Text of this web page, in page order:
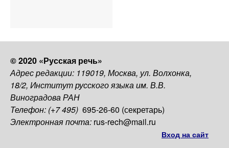
© 2020 «Русская речь»
Адрес редакции: 119019, Москва, ул. Волхонка,
18/2, Институт русского языка им. В.В.
Виноградова РАН
Телефон: (+7 495) 695-26-60 (секретарь)
Электронная почта: rus-rech@mail.ru
Вход на сайт